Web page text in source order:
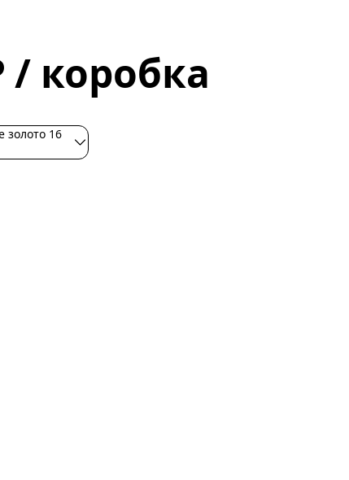
/ коробка
золото 16